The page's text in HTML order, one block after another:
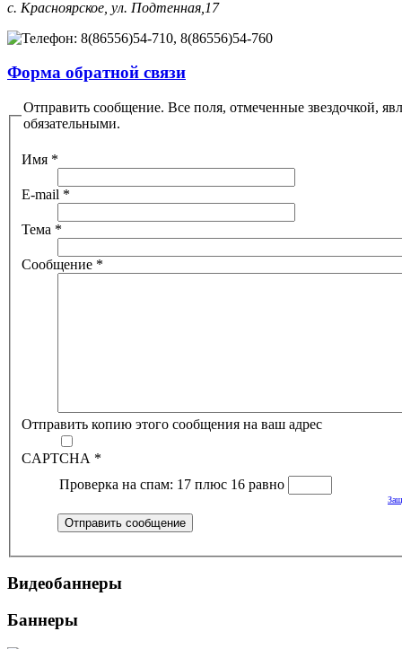
с. Красноярское, ул. Подтенная,17
8(86556)54-710, 8(86556)54-760
Форма обратной связи
Отправить сообщение. Все поля, отмеченные звездочкой,
обязательными.
Имя *
E-mail *
Тема *
Сообщение *
Отправить копию этого сообщения на ваш адрес
CAPTCHA *
Проверка на спам: 17 плюс 16 равно
Отправить сообщение
Видеобаннеры
Баннеры